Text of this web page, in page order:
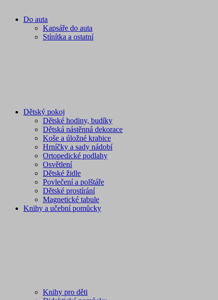
Do auta
Kapsáře do auta
Stínítka a ostatní
Dětský pokoj
Dětské hodiny, budíky
Dětská nástěnná dekorace
Koše a úložné krabice
Hrníčky a sady nádobí
Ortopedické podlahy
Osvětlení
Dětské židle
Povlečení a polštáře
Dětské prostírání
Magnetické tabule
Knihy a učební pomůcky
Knihy pro děti